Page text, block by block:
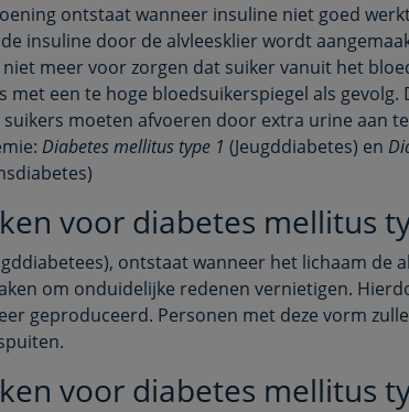
ontstaat wanneer insuline niet goed
insuline door de alvleesklier wordt
meer voor zorgen dat suiker vanuit het
met een te hoge bloedsuikerspiegel als gevolg.
moeten afvoeren door extra urine aan
Diabetes mellitus type 1 (Jeugddiabetes) en
voor diabetes mellitus
ontstaat wanneer het lichaam de
om onduidelijke redenen vernietigen.
geproduceerd. Personen met deze vorm
voor diabetes mellitus